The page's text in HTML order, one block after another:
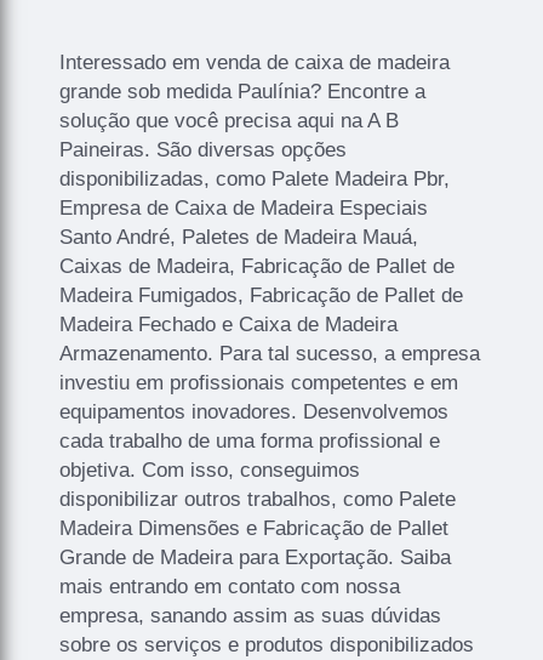
Interessado em venda de caixa de madeira
grande sob medida Paulínia? Encontre a
solução que você precisa aqui na A B
Paineiras. São diversas opções
disponibilizadas, como Palete Madeira Pbr,
Empresa de Caixa de Madeira Especiais
Santo André, Paletes de Madeira Mauá,
Caixas de Madeira, Fabricação de Pallet de
Madeira Fumigados, Fabricação de Pallet de
Madeira Fechado e Caixa de Madeira
Armazenamento. Para tal sucesso, a empresa
investiu em profissionais competentes e em
equipamentos inovadores. Desenvolvemos
cada trabalho de uma forma profissional e
objetiva. Com isso, conseguimos
disponibilizar outros trabalhos, como Palete
Madeira Dimensões e Fabricação de Pallet
Grande de Madeira para Exportação. Saiba
mais entrando em contato com nossa
empresa, sanando assim as suas dúvidas
sobre os serviços e produtos disponibilizados